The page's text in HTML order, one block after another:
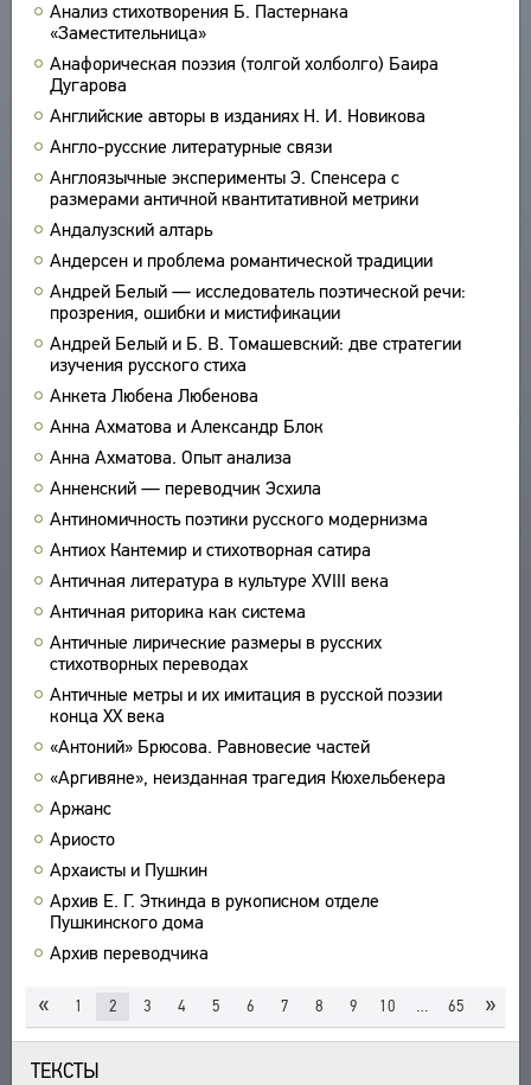
Анализ стихотворения Б. Пастернака
«Заместительница»
Анафорическая поэзия (толгой холболго) Баира
Дугарова
Английские авторы в изданиях Н. И. Новикова
Англо-русские литературные связи
Англоязычные эксперименты Э. Спенсера с
размерами античной квантитативной метрики
Андалузский алтарь
Андерсен и проблема романтической традиции
Андрей Белый — исследователь поэтической речи:
прозрения, ошибки и мистификации
Андрей Белый и Б. В. Томашевский: две стратегии
изучения русского стиха
Анкета Любена Любенова
Анна Ахматова и Александр Блок
Анна Ахматова. Опыт анализа
Анненский — переводчик Эсхила
Антиномичность поэтики русского модернизма
Антиох Кантемир и стихотворная сатира
Античная литература в культуре XVIII века
Античная риторика как система
Античные лирические размеры в русских
стихотворных переводах
Античные метры и их имитация в русской поэзии
конца XX века
«Антоний» Брюсова. Равновесие частей
«Аргивяне», неизданная трагедия Кюхельбекера
Аржанс
Ариосто
Архаисты и Пушкин
Архив Е. Г. Эткинда в рукописном отделе
Пушкинского дома
Архив переводчика
« 1 2 3 4 5 6 7 8 9 10 … 65 »
ТЕКСТЫ
ПРОИЗВЕДЕНИЯ
ИЗДАНИЯ
ЭНЦИКЛОПЕДИЯ
СЛОВНИК
ВСЕ БИОСПРАВКИ
ПОЭТЫ
ПЕРЕВОДЧИКИ
ИССЛЕДОВАТЕЛИ
ТЕЗАУРУС
СТРУКТУРА
УКАЗАТЕЛЬ ТЕРМИНОВ
ПОИСК
О ПРОЕКТЕ
КРАТКО О ПРОЕКТЕ
ЦЕЛИ ПРОЕКТА
ПОДСИСТЕМЫ
КОРПУС
БИБЛИОТЕКА
ЭНЦИКЛОПЕДИЯ
ТЕЗАУРУС
ФУНКЦИОНАЛЬНОСТЬ
УКАЗАТЕЛИ
ПОИСК
СВЯЗИ
СОЗДАТЕЛИ ПРОЕКТА
ОБРАТНАЯ СВЯЗЬ
ПОЛЬЗОВАТЕЛЬСКОЕ СОГЛАШЕНИЕ
ЗАКЛАДКИ